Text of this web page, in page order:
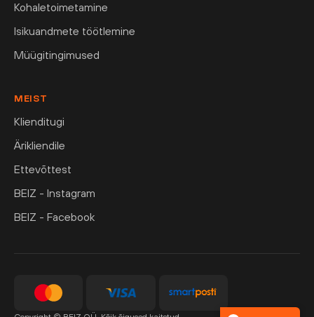
Kohaletoimetamine
Isikuandmete töötlemine
Müügitingimused
MEIST
Klienditugi
Ärikliendile
Ettevõttest
BEIZ - Instagram
BEIZ - Facebook